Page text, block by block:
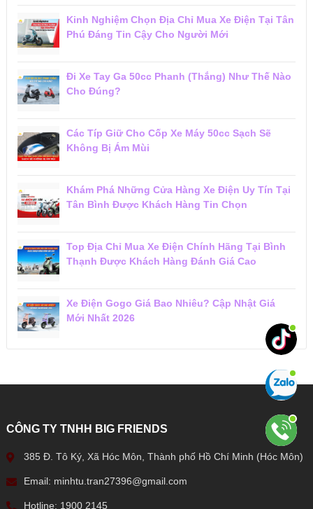
Kinh Nghiệm Chọn Địa Chỉ Mua Xe Điện Tại Tân
Phú Đáng Tin Cậy Cho Người Mới
Đi Xe Tay Ga 50cc Phanh (Thắng) Như Thế Nào
Cho Đúng?
Các Típ Giữ Cho Cốp Xe Máy 50cc Sạch Sẽ
Không Bị Ám Mùi
Khám Phá Những Cửa Hàng Xe Điện Uy Tín Tại
Tân Bình Được Khách Hàng Tin Chọn
Top Địa Chỉ Mua Xe Điện Chính Hãng Tại Bình
Thạnh Được Khách Hàng Đánh Giá Cao
Xe Điện Gogo Giá Bao Nhiêu? Cập Nhật Giá
Mới Nhất 2026
CÔNG TY TNHH BIG FRIENDS
385 Đ. Tô Ký, Xã Hóc Môn, Thành phố Hồ Chí Minh (Hóc Môn)
Email: minhtu.tran27396@gmail.com
Hotline: 1900 2145